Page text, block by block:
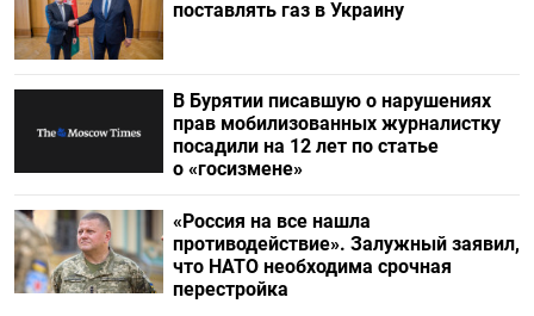
поставлять газ в Украину
В Бурятии писавшую о нарушениях
прав мобилизованных журналистку
посадили на 12 лет по статье
о «госизмене»
«Россия на все нашла
противодействие». Залужный заявил,
что НАТО необходима срочная
перестройка